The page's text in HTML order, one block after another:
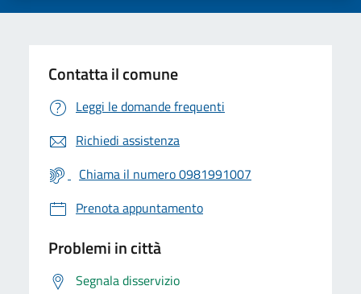
Contatta il comune
Leggi le domande frequenti
Richiedi assistenza
Chiama il numero 0981991007
Prenota appuntamento
Problemi in città
Segnala disservizio